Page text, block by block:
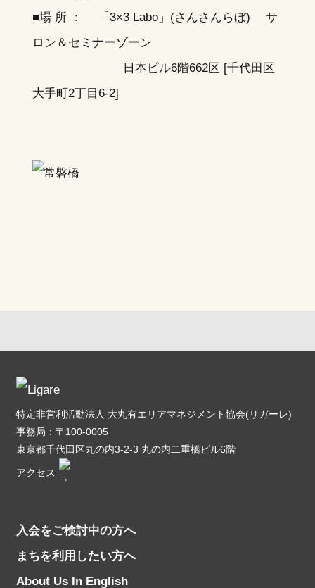
■場 所 ： 「3×3 Labo」(さんさんらぼ) サ
ロン＆セミナーゾーン
日本ビル6階662区 [千代田区
大手町2丁目6-2]
特定非営利活動法人 大丸有エリアマネジメント協会(リガーレ)
事務局：〒100-0005
東京都千代田区丸の内3-2-3 丸の内二重橋ビル6階
アクセス
入会をご検討中の方へ
まちを利用したい方へ
About Us In English